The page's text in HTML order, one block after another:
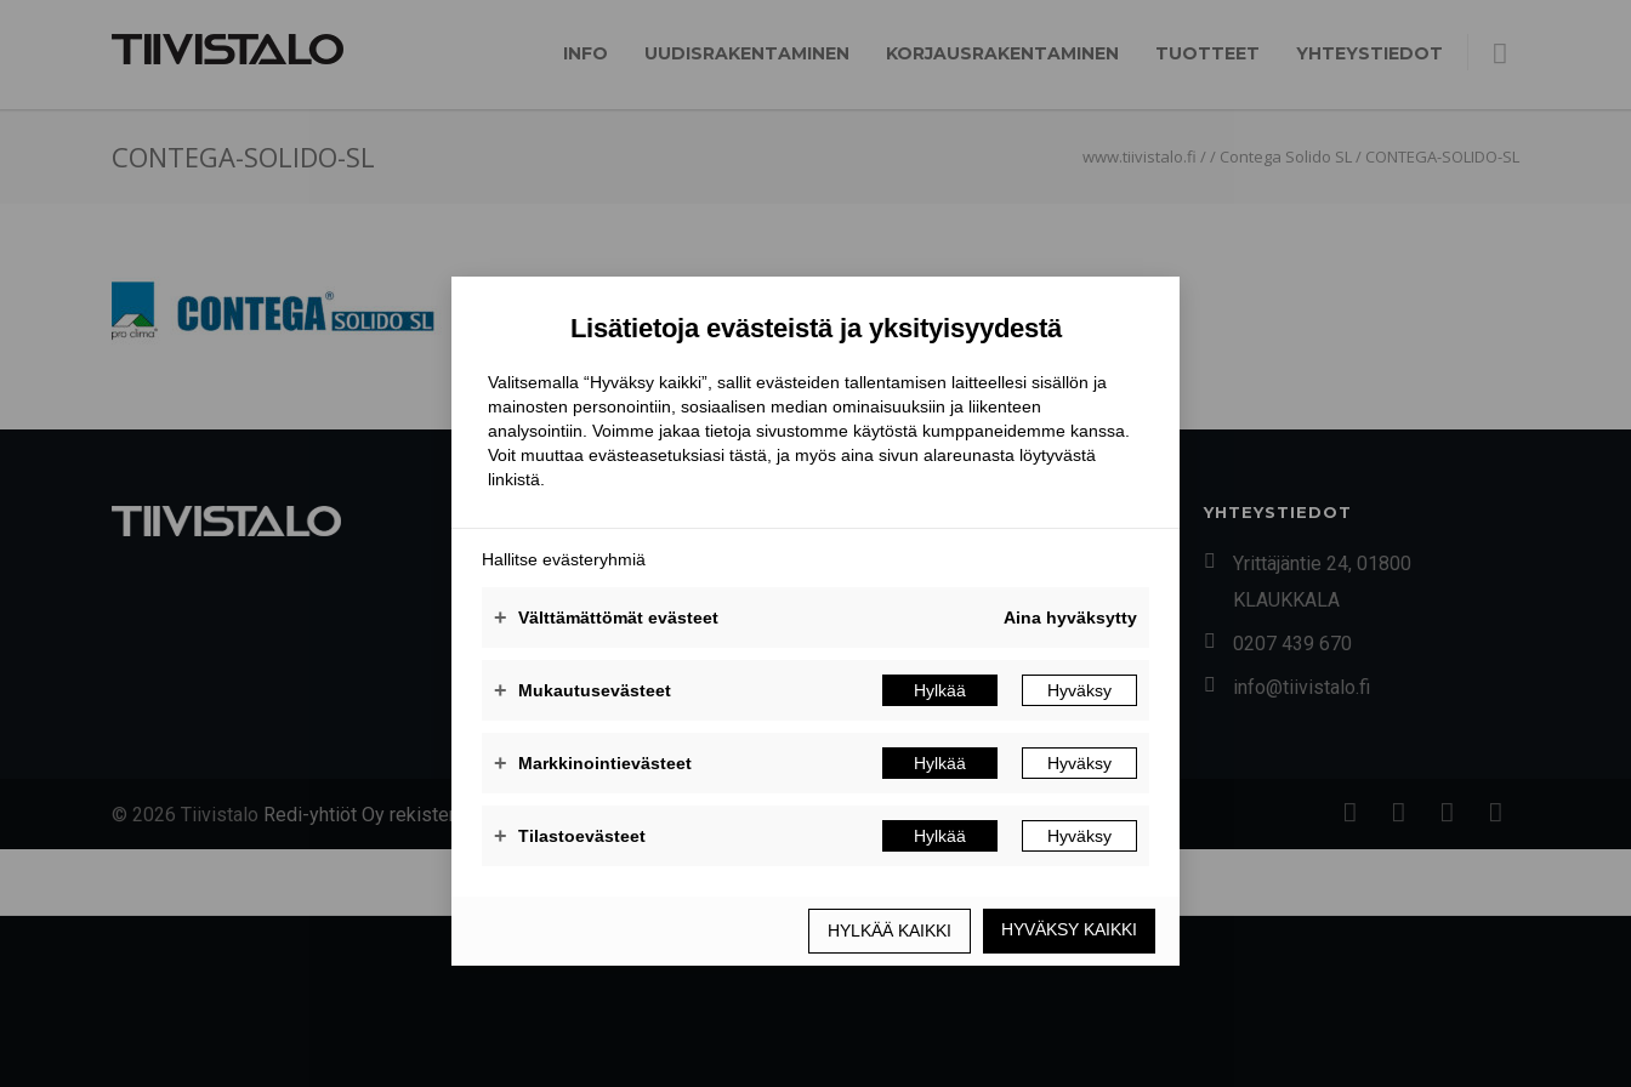
INFO UUDISRAKENTAMINEN KORJAUSRAKENTAMINEN TUOTTEET YHTEYSTIEDOT
CONTEGA-SOLIDO-SL www.tiivistalo.fi // Contega Solido SL/ CONTEGA-SOLIDO-SL
YHTEYSTIEDOT
Yrittäjäntie 24, 01800
KLAUKKALA
0207 439 670
info@tiivistalo.fi
© 2026 Tiivistalo Redi-yhtiöt Oy rekisteriseloste